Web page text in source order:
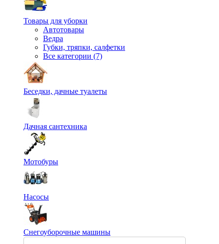
Товары для уборки
Автотовары
Ведра
Губки, тряпки, салфетки
Все категории (7)
Беседки, дачные туалеты
Дачная сантехника
Мотобуры
Насосы
Снегоуборочные машины